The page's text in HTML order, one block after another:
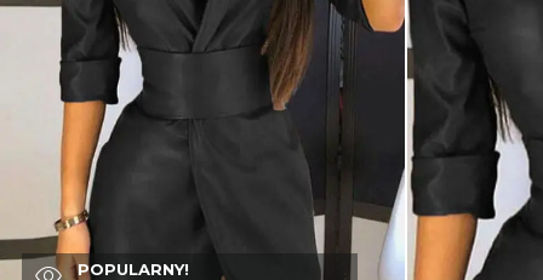
MODA PLAŻOWA
BLUZKI
POPULARNY!